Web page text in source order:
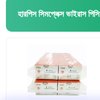
হারপিস সিমপ্লেক্স ভাইরাস